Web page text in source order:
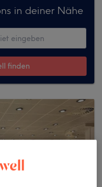
in deiner Nähe
finden